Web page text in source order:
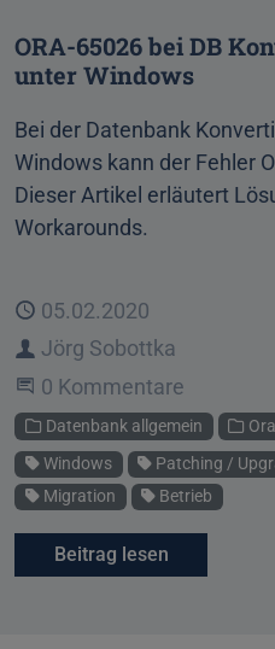
ORA-65026 bei DB
unter Windows
Bei der Datenbank
Windows kann der Fehler
Dieser Artikel erläutert
Workarounds.
Veröffentlicht
05.02.2020
Autor
Jörg Sobottka
Beginne eine
0 Kommentare
Kategorien
Datenbank allgemein
Schlagworte
Windows Patching /
Migration
Betrieb
Beitrag lesen